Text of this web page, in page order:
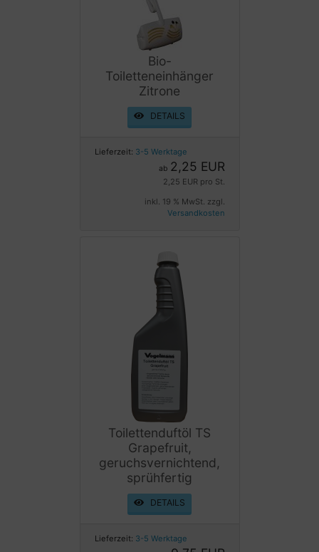
Bio-
Toiletteneinhänger
Zitrone
DETAILS
Lieferzeit: 3-5 Werktage
ab 2,25 EUR
2,25 EUR pro St.
inkl. 19 % MwSt. zzgl.
Versandkosten
Toilettenduftöl TS
Grapefruit,
geruchsvernichtend,
sprühfertig
DETAILS
Lieferzeit: 3-5 Werktage